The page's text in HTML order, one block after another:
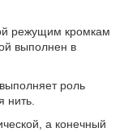
режущим кромкам
выполнен в
роль
нить.
а конечный